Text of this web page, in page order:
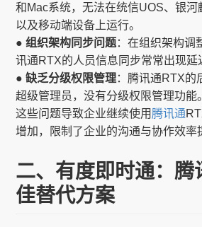
和Mac系统，无法在统信UOS、银
以及移动端设备上运行。
● 组织架构同步问题：在组织架构调
讯通RTX的人员信息同步常常出现延
● 缺乏分级权限管理：腾讯通RTX的
超级管理员，没有分级权限管理功能。
这些问题导致企业继续使用 腾讯通
增加，限制了企业的沟通与协作效率
二、有度即时通：腾
佳替代方案